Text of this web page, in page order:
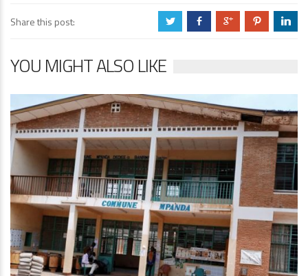
Share this post: a b c d j
YOU MIGHT ALSO LIKE